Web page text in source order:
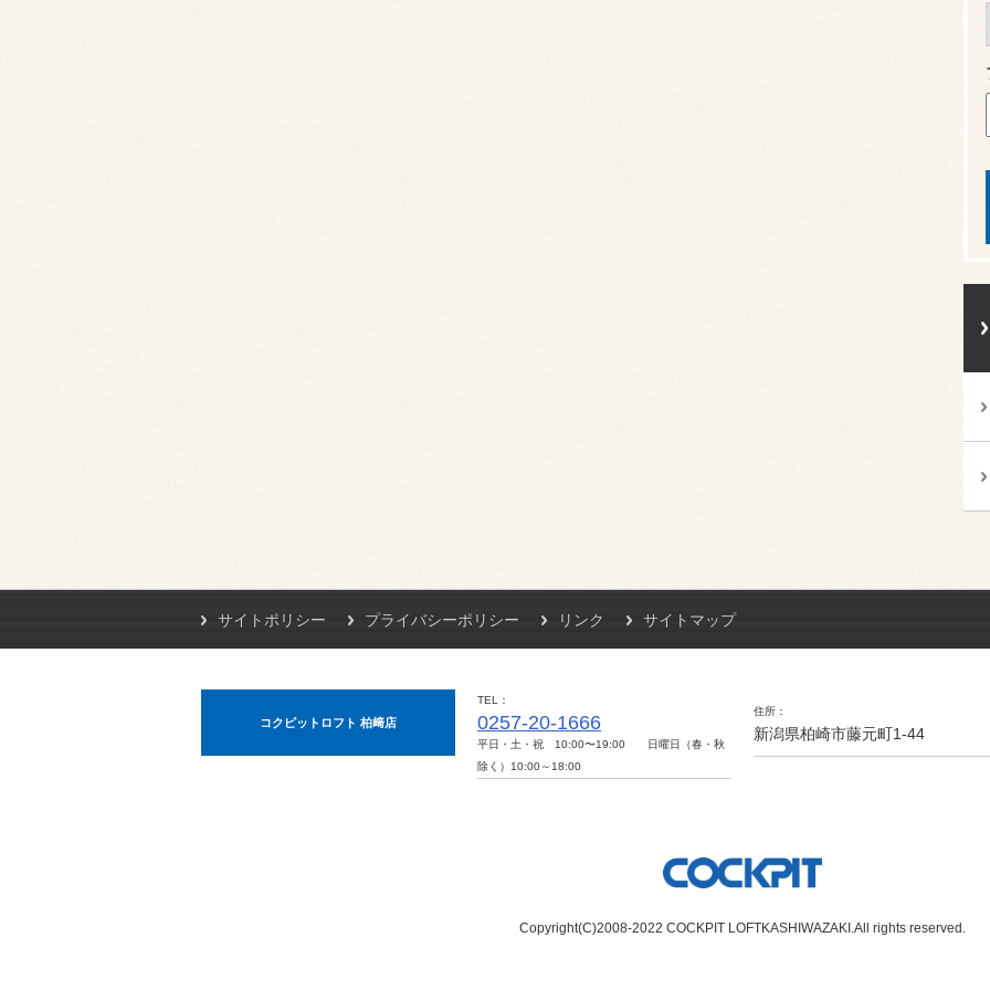
サイトポリシー プライバシーポリシー リンク サイトマップ
コクピットロフト 柏﨑店
TEL
0257-20-1666
平日・土・祝 10:00〜19:00 日曜日（春・秋
除く）10:00～18:00
住所
新潟県柏崎市藤元町1-44
Copyright(C)2008-2022 COCKPIT LOFTKASHIWAZAKI.All rights reserved.